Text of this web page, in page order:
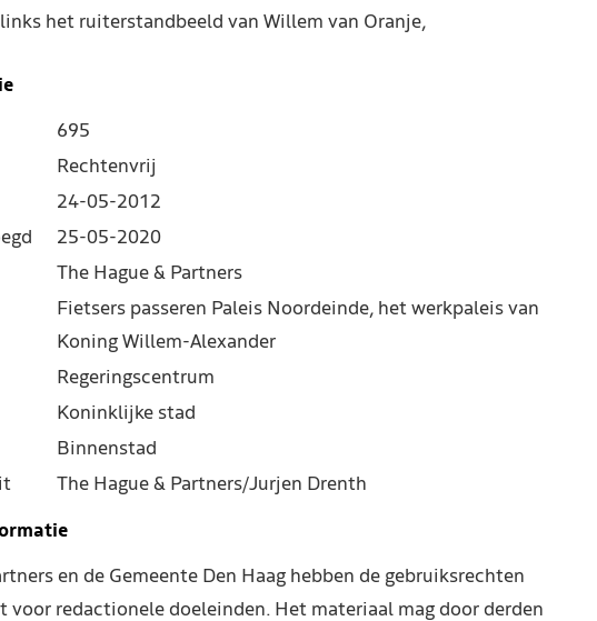
het ruiterstandbeeld van Willem van Oranje,
695
Rechtenvrij
24-05-2012
25-05-2020
The Hague & Partners
Fietsers passeren Paleis Noordeinde, het werkpaleis van
Koning Willem-Alexander
Regeringscentrum
Koninklijke stad
Binnenstad
The Hague & Partners/Jurjen Drenth
en de Gemeente Den Haag hebben de gebruiksrechten
voor redactionele doeleinden. Het materiaal mag door derden